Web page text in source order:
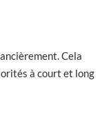
Cela
à court et long